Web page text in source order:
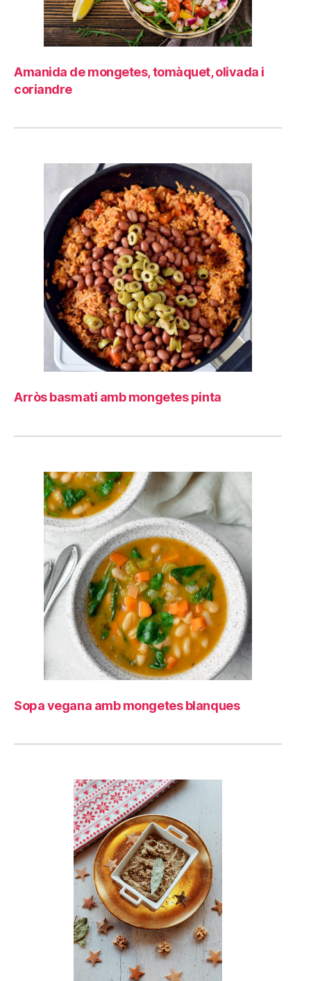
Amanida de mongetes, tomàquet, olivada i
coriandre
Arròs basmati amb mongetes pinta
Sopa vegana amb mongetes blanques